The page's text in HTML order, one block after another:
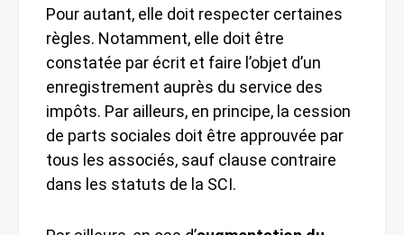
Pour autant, elle doit respecter certaines
règles. Notamment, elle doit être
constatée par écrit et faire l’objet d’un
enregistrement auprès du service des
impôts. Par ailleurs, en principe, la cession
de parts sociales doit être approuvée par
tous les associés, sauf clause contraire
dans les statuts de la SCI.